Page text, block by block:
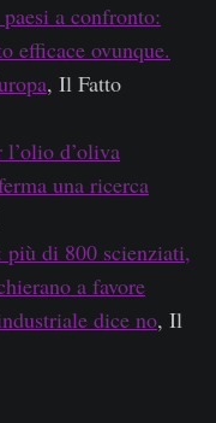
a confronto:
efficace ovunque.
, Il Fatto
d’oliva
una ricerca
più di 800 scienziati,
a favore
dice no, Il